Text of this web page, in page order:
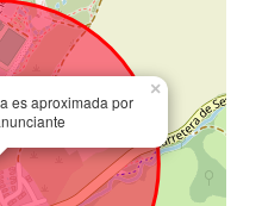
es aproximada por
×